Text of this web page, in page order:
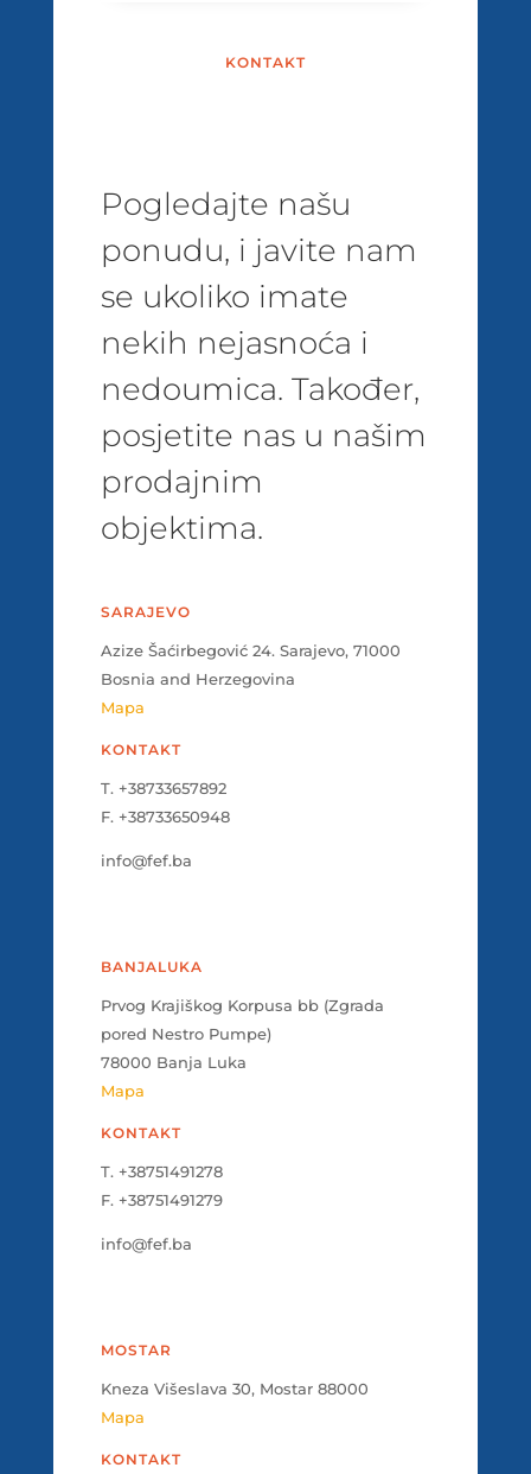
KONTAKT
Pogledajte našu
ponudu, i javite nam
se ukoliko imate
nekih nejasnoća i
nedoumica. Također,
posjetite nas u našim
prodajnim
objektima.
SARAJEVO
Azize Šaćirbegović 24. Sarajevo, 71000
Bosnia and Herzegovina
Mapa
KONTAKT
T. +38733657892
F. +38733650948
info@fef.ba
BANJALUKA
Prvog Krajiškog Korpusa bb (Zgrada
pored Nestro Pumpe)
78000 Banja Luka
Mapa
KONTAKT
T. +38751491278
F. +38751491279
info@fef.ba
MOSTAR
Kneza Višeslava 30, Mostar 88000
Mapa
KONTAKT